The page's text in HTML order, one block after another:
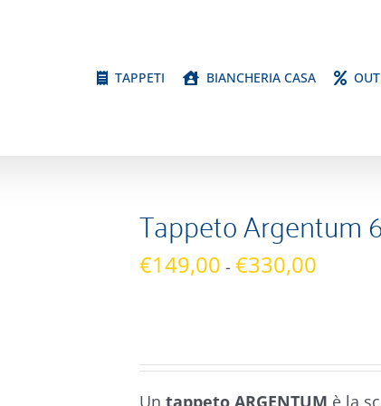
TAPPETI BIANCHERIA CASA
Tappeto Argentum
€149,00 - €330,00
Un tappeto ARGENTUM è la